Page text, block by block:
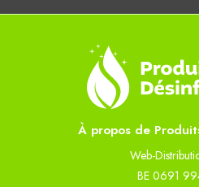
À propos de
Web-
BE 0691